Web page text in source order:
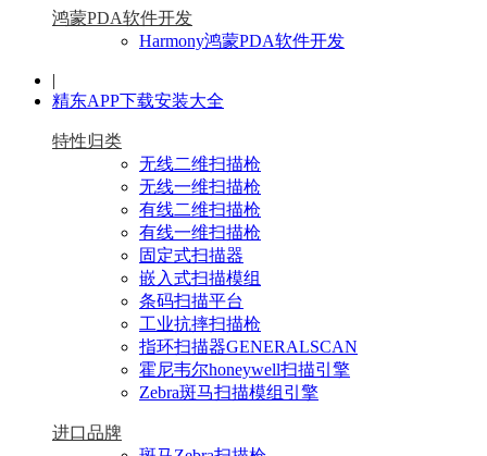
鸿蒙PDA软件开发
Harmony鸿蒙PDA软件开发
|
精东APP下载安装大全
特性归类
无线二维扫描枪
无线一维扫描枪
有线二维扫描枪
有线一维扫描枪
固定式扫描器
嵌入式扫描模组
条码扫描平台
工业抗摔扫描枪
指环扫描器GENERALSCAN
霍尼韦尔honeywell扫描引擎
Zebra斑马扫描模组引擎
进口品牌